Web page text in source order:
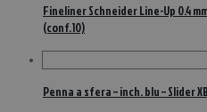
Fineliner Schneider Line-Up 0.4
(conf.10)
Penna a sfera – inch. blu – Slider